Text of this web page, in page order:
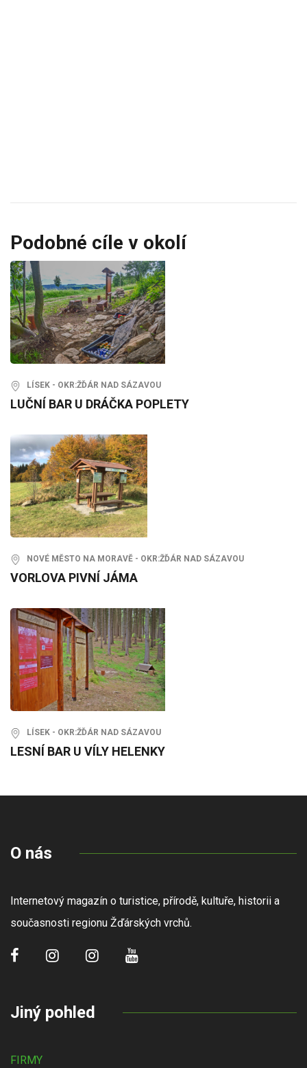
Podobné cíle v okolí
LÍSEK - OKR:ŽĎÁR NAD SÁZAVOU
LUČNÍ BAR U DRÁČKA POPLETY
NOVÉ MĚSTO NA MORAVĚ - OKR:ŽĎÁR NAD SÁZAVOU
VORLOVA PIVNÍ JÁMA
LÍSEK - OKR:ŽĎÁR NAD SÁZAVOU
LESNÍ BAR U VÍLY HELENKY
O nás
Internetový magazín o turistice, přírodě, kultuře, historii a
současnosti regionu Žďárských vrchů.
Jiný pohled
FIRMY